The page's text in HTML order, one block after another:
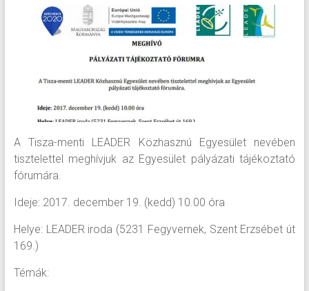
A Tisza-menti LEADER Közhasznú Egyesület nevében
tisztelettel meghívjuk az Egyesület pályázati tájékoztató
fórumára.
Ideje: 2017. december 19. (kedd) 10.00 óra
Helye: LEADER iroda (5231 Fegyvernek, Szent Erzsébet út
169.)
Témák: